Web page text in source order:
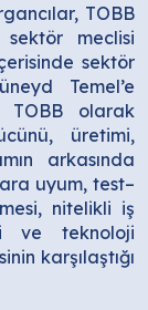
TOBB
sektör meclisi
sektör
Temel’e
TOBB olarak
üretimi,
arkasında
uyum, test–
nitelikli iş
ve teknoloji
karşılaştığı